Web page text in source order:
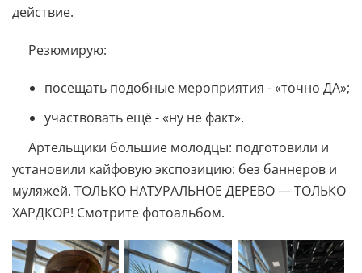
действие.
Резюмирую:
посещать подобные мероприятия - «точно ДА»;
участвовать ещё - «ну не факт».
Артельщики большие молодцы: подготовили и
установили кайфовую экспозицию: без баннеров и
муляжей. ТОЛЬКО НАТУРАЛЬНОЕ ДЕРЕВО — ТОЛЬКО
ХАРДКОР! Смотрите фотоальбом.